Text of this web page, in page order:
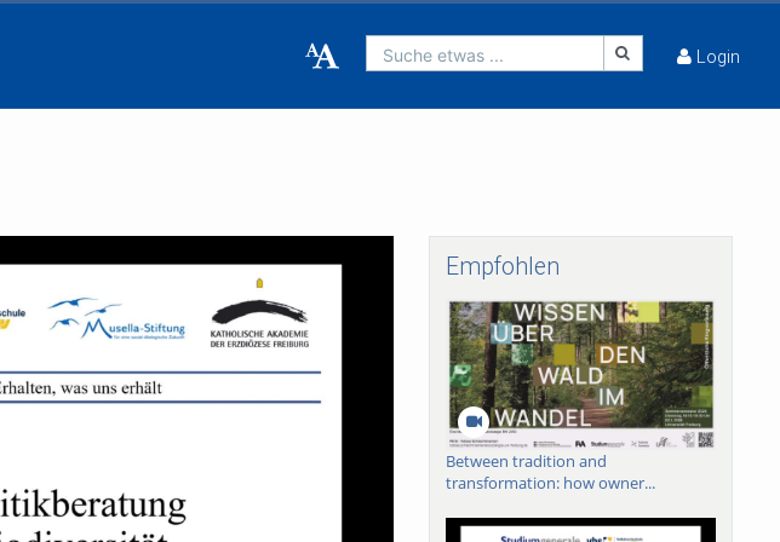
Suche etwas ... Login
Empfohlen
Between tradition and
transformation: how owner...